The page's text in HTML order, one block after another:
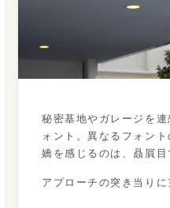
秘密基地やガレージを
ォント。異なるフォン
嬌を感じるのは、贔屓目
アプローチの突き当りに